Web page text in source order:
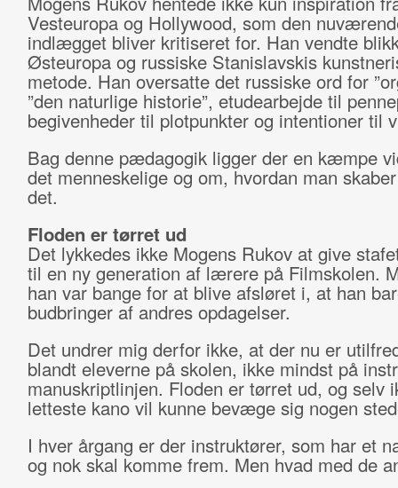
Vesteuropa og Hollywood, som den
indlægget bliver kritiseret for. Han vendte
Østeuropa og russiske Stanislavskis
metode. Han oversatte det russiske ord for
”den naturlige historie”, etudearbejde til
begivenheder til plotpunkter og intentioner til
Bag denne pædagogik ligger der en kæmpe
det menneskelige og om, hvordan man
det.
Floden er tørret ud
Det lykkedes ikke Mogens Rukov at give
til en ny generation af lærere på Filmskolen.
han var bange for at blive afsløret i, at han
budbringer af andres opdagelser.
Det undrer mig derfor ikke, at der nu er
blandt eleverne på skolen, ikke mindst på
manuskriptlinjen. Floden er tørret ud, og selv
letteste kano vil kunne bevæge sig nogen
I hver årgang er der instruktører, som har et
og nok skal komme frem. Men hvad med de